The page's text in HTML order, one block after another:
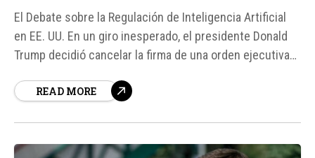
El Debate sobre la Regulación de Inteligencia Artificial
en EE. UU. En un giro inesperado, el presidente Donald
Trump decidió cancelar la firma de una orden ejecutiva
antes de su anuncio oficial. Según fuentes, la
READ MORE